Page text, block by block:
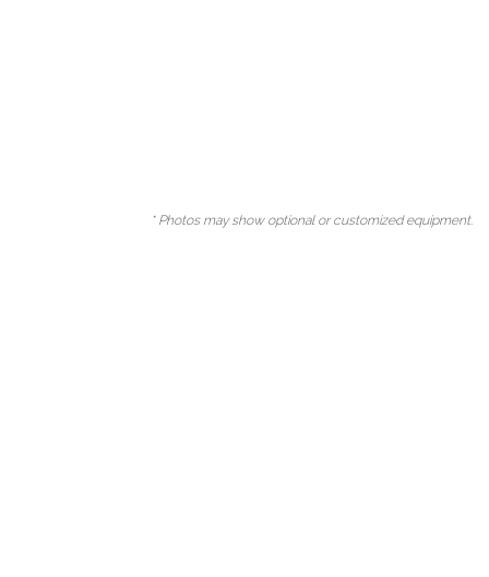
* Photos may show optional or customized equipment.